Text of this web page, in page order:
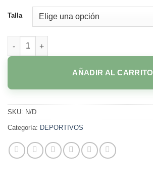
Talla
210D NEGRO cantidad
AÑADIR AL CARRITO
SKU: N/D
Categoría: DEPORTIVOS